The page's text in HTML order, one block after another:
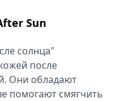
Sun
солнца"
после
Они обладают
помогают смягчить